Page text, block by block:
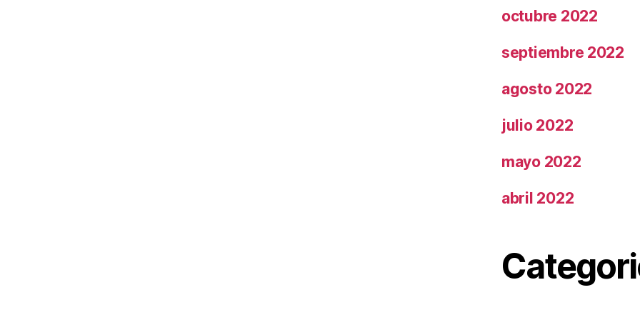
octubre 2022
septiembre 2022
agosto 2022
julio 2022
mayo 2022
abril 2022